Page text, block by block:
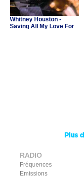
Whitney Houston -
Saving All My Love For
RADIO
Fréquences
Emissions